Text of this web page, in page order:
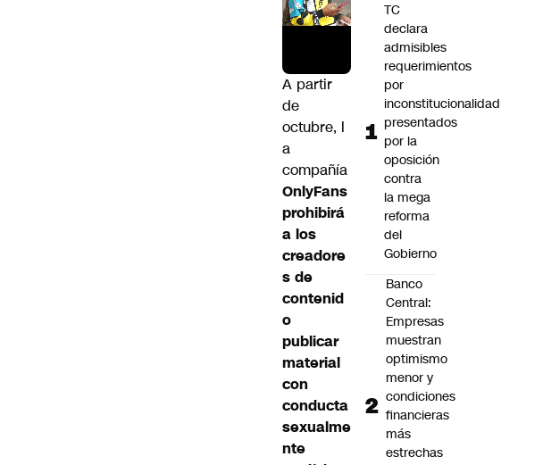
A partir
de
octubre, l
a
compañía
OnlyFans
prohibirá
a los
creadore
s de
contenid
o
publicar
material
con
conducta
sexualme
nte
TC
declara
admisibles
requerimientos
por
inconstitucionalidad
presentados
por la
oposición
contra
la mega
reforma
del
Gobierno
Banco
Central:
Empresas
muestran
optimismo
menor y
condiciones
financieras
más
estrechas